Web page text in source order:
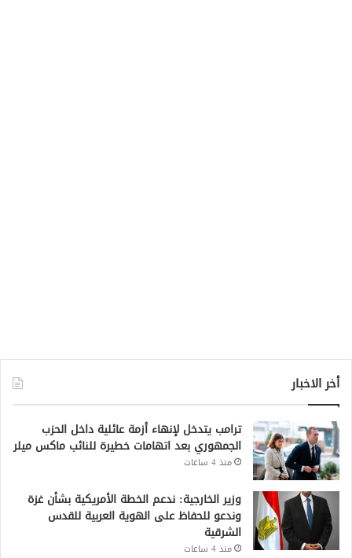
أخر الاخبار
ترامب يتدخل لإنهاء أزمة عائلية داخل الحزب
الجمهوري بعد اتهامات خطيرة للنائب ماكس ميلر
منذ 4 ساعات
وزير الخارجية: ندعم الخطة الأمريكية بشأن غزة
وندعو للحفاظ على الهوية العربية للقدس
الشرقية
منذ 4 ساعات